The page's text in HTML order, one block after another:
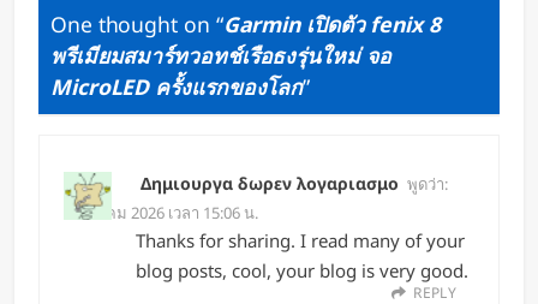
One thought on “Garmin เปิดตัว fenix 8
พรีเมียมสมาร์ทวอทช์เรือธงรุ่นใหม่ จอ
MicroLED ครั้งแรกของโลก”
Δημιουργα δωρεν λογαριασμο พูดว่า:
1 มีนาคม 2026 เวลา 15:06 น.
Thanks for sharing. I read many of your
blog posts, cool, your blog is very good.
REPLY